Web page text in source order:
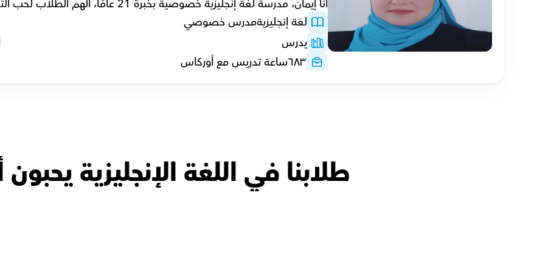
أنا إيمان، مدرسة لغة إنجليزية خصوصية بخبرة 21 عامًا، ألهم الطلاب لحب التعلم.
لغة إنجليزيةمدرس خصوصي
يدرس
٦٨٣ساعة تدريس مع أوركاس
طلابنا في اللغة الإنجليزية